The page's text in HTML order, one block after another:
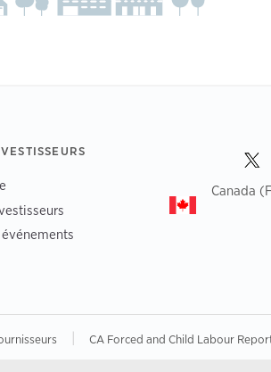
Canada
CA Forced and Child Labour